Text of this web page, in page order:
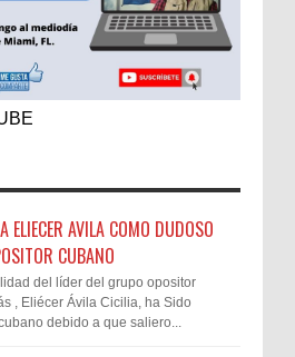
ELIECER AVILA COMO DUDOSO
CUBANO
del líder del grupo opositor
, Eliécer Ávila Cicilia, ha Sido
debido a que saliero...